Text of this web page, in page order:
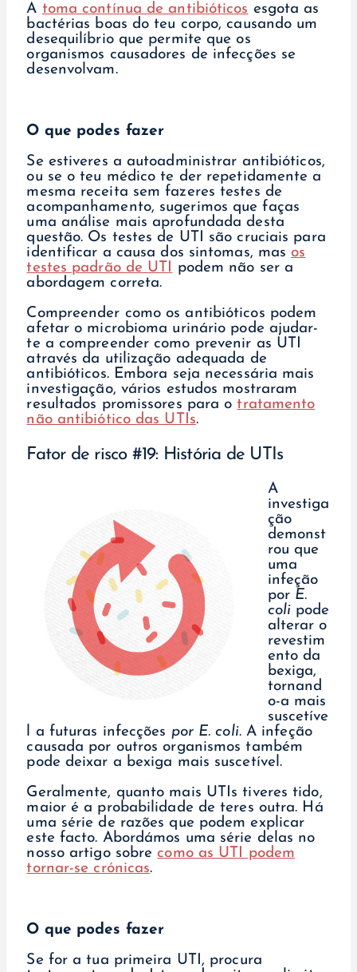
A toma contínua de antibióticos esgota as
bactérias boas do teu corpo, causando um
desequilíbrio que permite que os
organismos causadores de infecções se
desenvolvam.
O que podes fazer
Se estiveres a autoadministrar antibióticos,
ou se o teu médico te der repetidamente a
mesma receita sem fazeres testes de
acompanhamento, sugerimos que faças
uma análise mais aprofundada desta
questão. Os testes de UTI são cruciais para
identificar a causa dos sintomas, mas os
testes padrão de UTI podem não ser a
abordagem correta.
Compreender como os antibióticos podem
afetar o microbioma urinário pode ajudar-
te a compreender como prevenir as UTI
através da utilização adequada de
antibióticos. Embora seja necessária mais
investigação, vários estudos mostraram
resultados promissores para o tratamento
não antibiótico das UTIs.
Fator de risco #19: História de UTIs
A
investiga
ção
demonst
rou que
uma
infeção
por E.
coli pode
alterar o
revestim
ento da
bexiga,
tornand
o-a mais
suscetíve
l a futuras infecções por E. coli. A infeção
causada por outros organismos também
pode deixar a bexiga mais suscetível.
Geralmente, quanto mais UTIs tiveres tido,
maior é a probabilidade de teres outra. Há
uma série de razões que podem explicar
este facto. Abordámos uma série delas no
nosso artigo sobre como as UTI podem
tornar-se crónicas.
O que podes fazer
Se for a tua primeira UTI, procura